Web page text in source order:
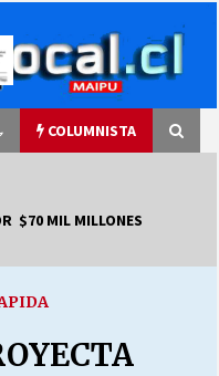
COLUMNISTA
69 AÑOS DE
$70 MIL MILLONES